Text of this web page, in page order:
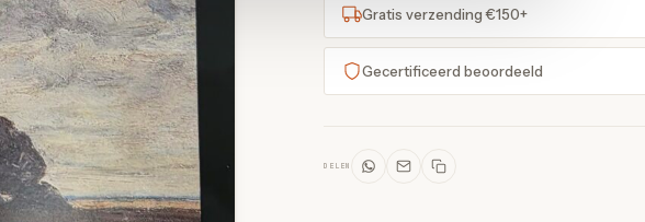
Gratis verzending €150+
Gecertificeerd beoordeeld
DELEN